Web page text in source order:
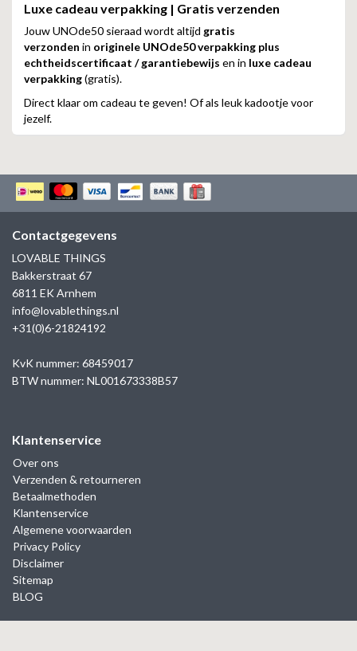
Luxe cadeau verpakking | Gratis verzenden
Jouw UNOde50 sieraad wordt altijd gratis
verzonden in originele UNOde50 verpakking plus
echtheidscertificaat / garantiebewijs en in luxe cadeau
verpakking(gratis).
Direct klaar om cadeau te geven! Of als leuk kadootje voor
jezelf.
Contactgegevens
LOVABLE THINGS
Bakkerstraat 67
6811 EK Arnhem
info@lovablethings.nl
+31(0)6-21824192
KvK nummer: 68459017
BTW nummer: NL001673338B57
Klantenservice
Over ons
Verzenden & retourneren
Betaalmethoden
Klantenservice
Algemene voorwaarden
Privacy Policy
Disclaimer
Sitemap
BLOG